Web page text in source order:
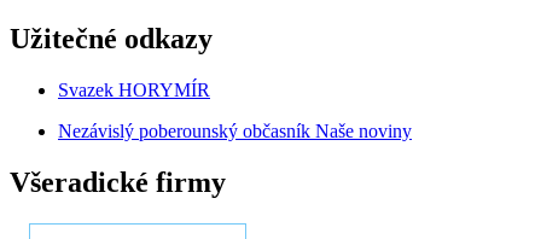
Užitečné odkazy
Svazek HORYMÍR
Nezávislý poberounský občasník Naše noviny
Všeradické firmy